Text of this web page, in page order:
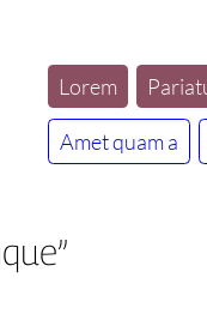
Lorem
Amet quam a